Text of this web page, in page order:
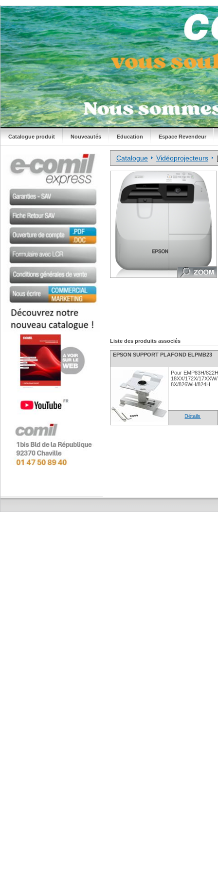
Catalogue produit Nouveautés Education Espace Revendeur
Catalogue Vidéoprojecteurs
Liste des produits associés
EPSON SUPPORT PLAFOND ELPMB23
Pour EMP83H/
18XX/172X/
8X/826WH/824H
Détails